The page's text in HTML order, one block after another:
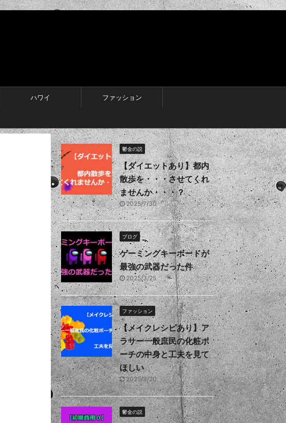
ハワイ ファッション
鬱金の説
【ダイエットあり】都内
散歩を・・・させてくれ
ませんか・・・？
2025/7/30
ブログ
ゲーミングキーボードが
最強の武器だった件
2025/3/25
ファッション
【メイクレシピあり】ア
ラサー一般庶民の化粧ポ
ーチの中身と工夫を見て
ほしい
2025/3/20
鬱金の説